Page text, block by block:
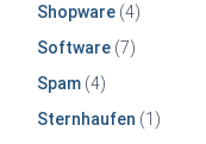
Shopware(4)
Software(7)
Spam(4)
Sternhaufen (1)